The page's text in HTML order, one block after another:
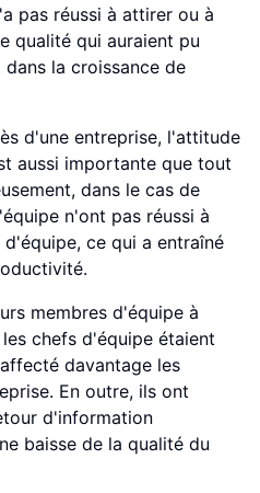
pas réussi à attirer ou à
qualité qui auraient pu
la croissance de
d'une entreprise, l'attitude
aussi importante que tout
dans le cas de
n'ont pas réussi à
ce qui a entraîné
membres d'équipe à
chefs d'équipe étaient
davantage les
En outre, ils ont
d'information
baisse de la qualité du